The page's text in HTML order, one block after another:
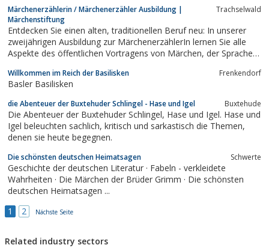
Märchenerzählerin / Märchenerzähler Ausbildung |
Märchenstiftung
Trachselwald
Entdecken Sie einen alten, traditionellen Beruf neu: In unserer
zweijährigen Ausbildung zur MärchenerzählerIn lernen Sie alle
Aspekte des öffentlichen Vortragens von Märchen, der Sprache,
weiter zu pflegen.
Willkommen im Reich der Basilisken Frenkendorf
Basler Basilisken
die Abenteuer der Buxtehuder Schlingel - Hase und Igel Buxtehude
Die Abenteuer der Buxtehuder Schlingel, Hase und Igel. Hase und
Igel beleuchten sachlich, kritisch und sarkastisch die Themen,
denen sie heute begegnen.
Die schönsten deutschen Heimatsagen Schwerte
Geschichte der deutschen Literatur · Fabeln - verkleidete
Wahrheiten · Die Märchen der Brüder Grimm · Die schönsten
deutschen Heimatsagen ...
1
2 Nächste Seite
Related industry sectors